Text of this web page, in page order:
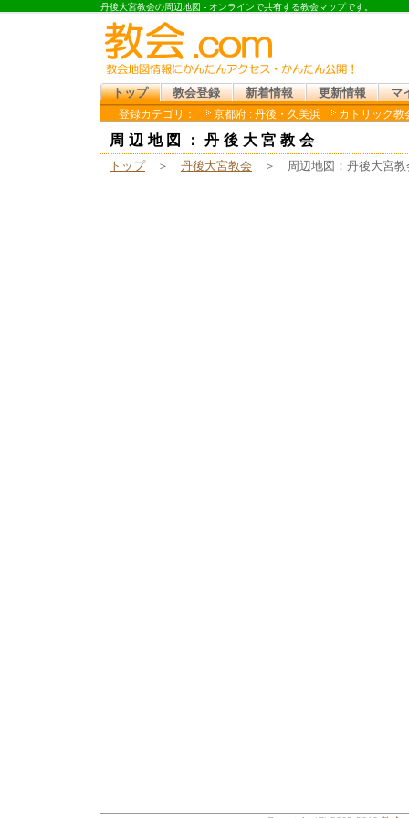
丹後大宮教会の周辺地図 - オンラインで共有する教会マップです。
トップ 教会登録 新着情報 更新情報
マ
登録カテゴリ：
京都府 : 丹後・久美浜 カトリック教
周辺地図：丹後大宮教会
トップ ＞ 丹後大宮教会 ＞ 周辺地図：丹後大宮教